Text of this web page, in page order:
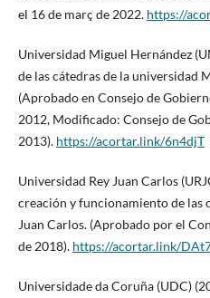
el 16 de març de 2022. https://
Universidad Miguel Hernández
de las cátedras de la universidad
(Aprobado en Consejo de
2012, Modificado: Consejo de
2013). https://acortar.link/6n4djT
Universidad Rey Juan Carlos
creación y funcionamiento de las
Juan Carlos. (Aprobado por el
de 2018). https://acortar.link/
Universidade da Coruña (UDC)